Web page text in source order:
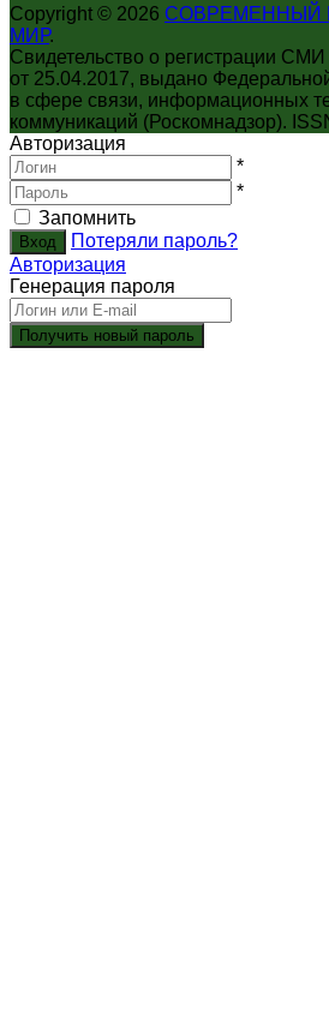
Copyright © 2026 СОВРЕМЕННЫЙ
МИР.
Свидетельство о регистрации
от 25.04.2017, выдано
в сфере связи, информационных
коммуникаций (Роскомнадзор).
Авторизация
*
*
Запомнить
Потеряли пароль?
Авторизация
Генерация пароля